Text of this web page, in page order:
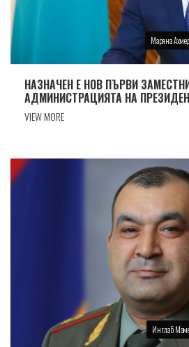
Маряна
НАЗНАЧЕН Е НОВ ПЪРВИ
АДМИНИСТРАЦИЯТА НА
VIEW MORE
Инглаб